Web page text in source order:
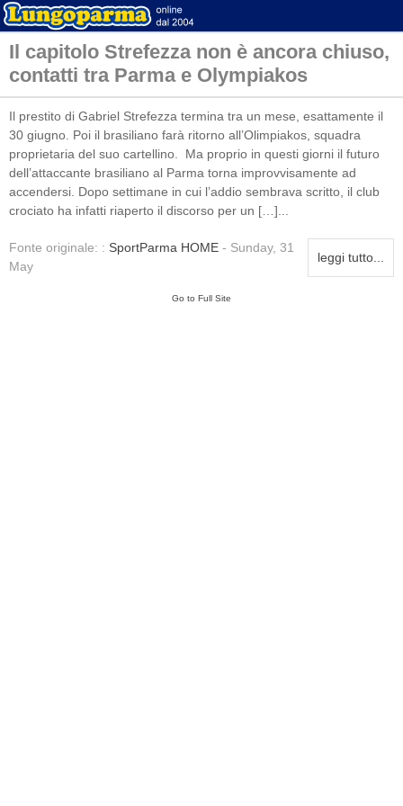
Il capitolo Strefezza non è ancora chiuso,
contatti tra Parma e Olympiakos
Il prestito di Gabriel Strefezza termina tra un mese, esattamente il
30 giugno. Poi il brasiliano farà ritorno all’Olimpiakos, squadra
proprietaria del suo cartellino. Ma proprio in questi giorni il futuro
dell’attaccante brasiliano al Parma torna improvvisamente ad
accendersi. Dopo settimane in cui l’addio sembrava scritto, il club
crociato ha infatti riaperto il discorso per un […]...
leggi tutto...
Fonte originale: : SportParma HOME - Sunday, 31
May
Go to Full Site